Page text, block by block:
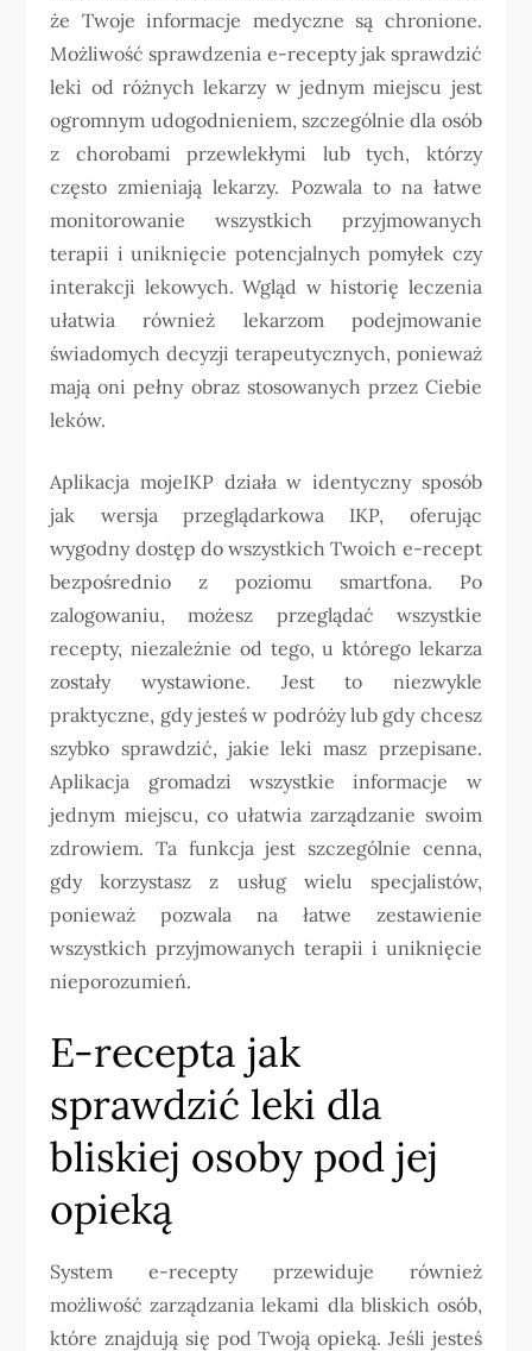
że Twoje informacje medyczne są chronione.
Możliwość sprawdzenia e-recepty jak sprawdzić
leki od różnych lekarzy w jednym miejscu jest
ogromnym udogodnieniem, szczególnie dla osób
z chorobami przewlekłymi lub tych, którzy
często zmieniają lekarzy. Pozwala to na łatwe
monitorowanie wszystkich przyjmowanych
terapii i uniknięcie potencjalnych pomyłek czy
interakcji lekowych. Wgląd w historię leczenia
ułatwia również lekarzom podejmowanie
świadomych decyzji terapeutycznych, ponieważ
mają oni pełny obraz stosowanych przez Ciebie
leków.
Aplikacja mojeIKP działa w identyczny sposób
jak wersja przeglądarkowa IKP, oferując
wygodny dostęp do wszystkich Twoich e-recept
bezpośrednio z poziomu smartfona. Po
zalogowaniu, możesz przeglądać wszystkie
recepty, niezależnie od tego, u którego lekarza
zostały wystawione. Jest to niezwykle
praktyczne, gdy jesteś w podróży lub gdy chcesz
szybko sprawdzić, jakie leki masz przepisane.
Aplikacja gromadzi wszystkie informacje w
jednym miejscu, co ułatwia zarządzanie swoim
zdrowiem. Ta funkcja jest szczególnie cenna,
gdy korzystasz z usług wielu specjalistów,
ponieważ pozwala na łatwe zestawienie
wszystkich przyjmowanych terapii i uniknięcie
nieporozumień.
E-recepta jak
sprawdzić leki dla
bliskiej osoby pod jej
opieką
System e-recepty przewiduje również
możliwość zarządzania lekami dla bliskich osób,
które znajdują się pod Twoją opieką. Jeśli jesteś